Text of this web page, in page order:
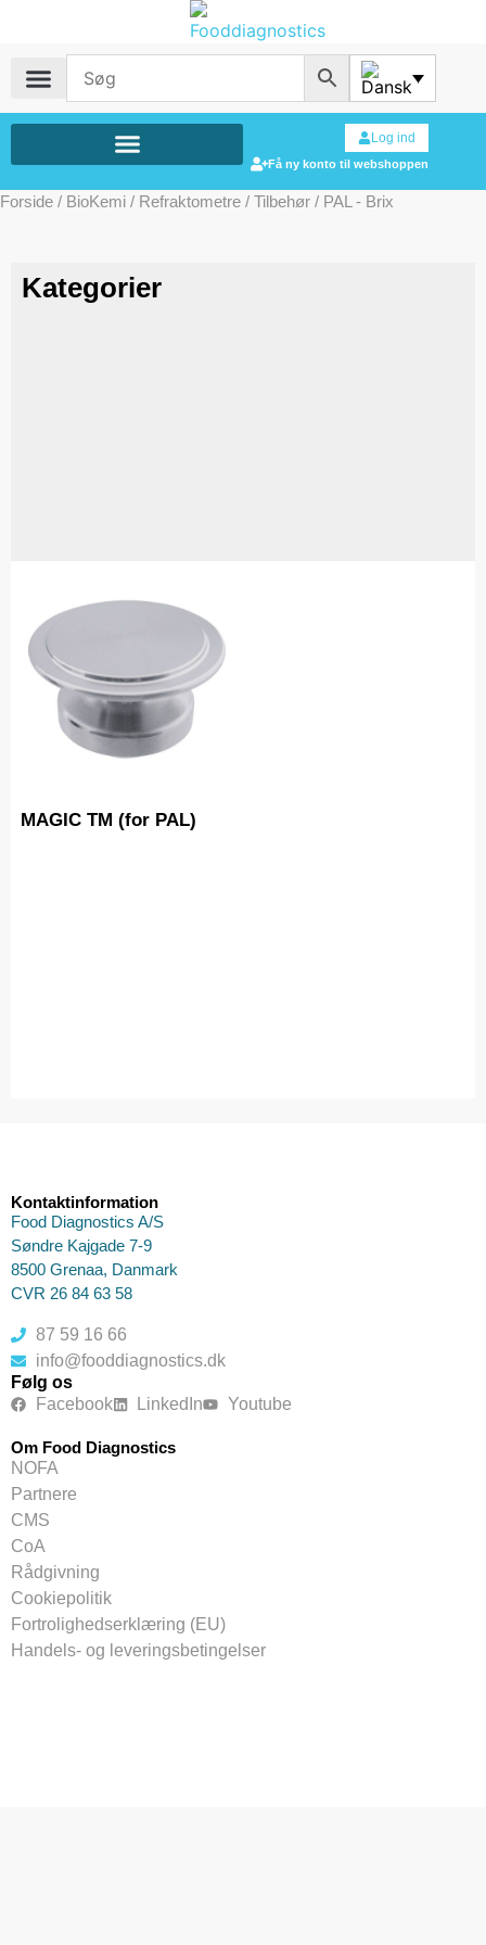
Log ind
Få ny konto til webshoppen
Forside / BioKemi / Refraktometre / Tilbehør / PAL - Brix
Kategorier
MAGIC TM (for PAL)
Kontaktinformation
Food Diagnostics A/S
Søndre Kajgade 7-9
8500 Grenaa, Danmark
CVR 26 84 63 58
87 59 16 66
info@fooddiagnostics.dk
Følg os
Facebook
LinkedIn Youtube
Om Food Diagnostics
NOFA
Partnere
CMS
CoA
Rådgivning
Cookiepolitik
Fortrolighedserklæring (EU)
Handels- og leveringsbetingelser